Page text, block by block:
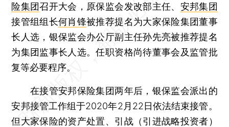
险集团召开大会，原保监会发改部主任、 安邦集团
接管组组长何肖锋被推荐提名为大家保险集团董事
长人选，银保监会办公厅副主任孙先亮被推荐提名
为集团监事长人选。任职资格尚待董事会及监管批
复等必要程序。
在接管安邦保险集团两年后，银保监会派出的
安邦接管工作组于2020年2月22日依法结束接管。
但大家保险的资产处置、引战（引进战略投资者）